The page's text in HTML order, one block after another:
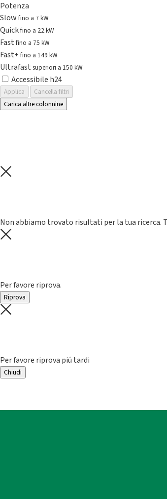
Potenza
Slowfino a 7 kW
Quickfino a 22 kW
Fastfino a 75 kW
Fast+fino a 149 kW
Ultrafast superiori a 150 kW
Accessibile h24
Applica
Cancella filtri
Carica altre colonnine
Non abbiamo trovato risultati per la tua ricerca.
Per favore riprova.
Riprova
Per favore riprova piú tardi
Chiudi